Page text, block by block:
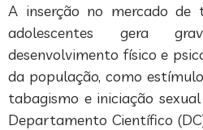
A inserção no mercado de
adolescentes gera
desenvolvimento físico e
da população, como
tabagismo e iniciação
Departamento Científico